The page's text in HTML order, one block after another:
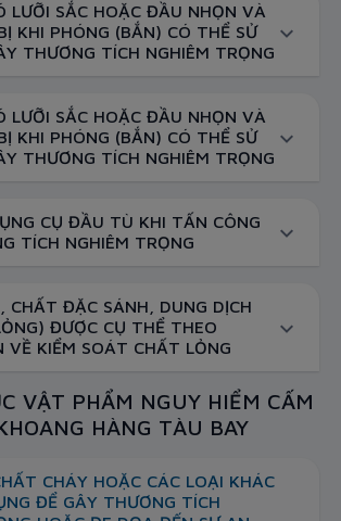
LƯỠI SẮC HOẶC ĐẦU NHỌN VÀ
KHI PHÓNG (BẮN) CÓ THỂ SỬ
THƯƠNG TÍCH NGHIÊM TRỌNG
LƯỠI SẮC HOẶC ĐẦU NHỌN VÀ
KHI PHÓNG (BẮN) CÓ THỂ SỬ
THƯƠNG TÍCH NGHIÊM TRỌNG
CỤ ĐẦU TÙ KHI TẤN CÔNG
TÍCH NGHIÊM TRỌNG
CHẤT ĐẶC SÁNH, DUNG DỊCH
ĐƯỢC CỤ THỂ THEO
VỀ KIỂM SOÁT CHẤT LỎNG
VẬT PHẨM NGUY HIỂM CẤM
HÀNG TÀU BAY
CHÁY HOẶC CÁC LOẠI KHÁC
ĐỂ GÂY THƯƠNG TÍCH